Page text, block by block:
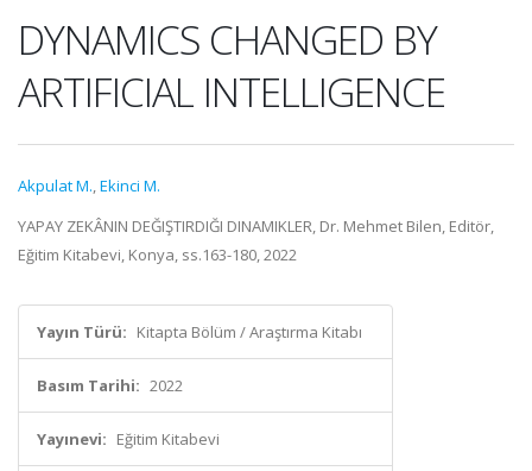
DYNAMICS CHANGED BY
ARTIFICIAL INTELLIGENCE
Akpulat M.,Ekinci M.
YAPAY ZEKÂNIN DEĞIŞTIRDIĞI DINAMIKLER, Dr. Mehmet Bilen, Editör,
Eğitim Kitabevi, Konya, ss.163-180, 2022
Yayın Türü: Kitapta Bölüm / Araştırma Kitabı
Basım Tarihi: 2022
Yayınevi: Eğitim Kitabevi